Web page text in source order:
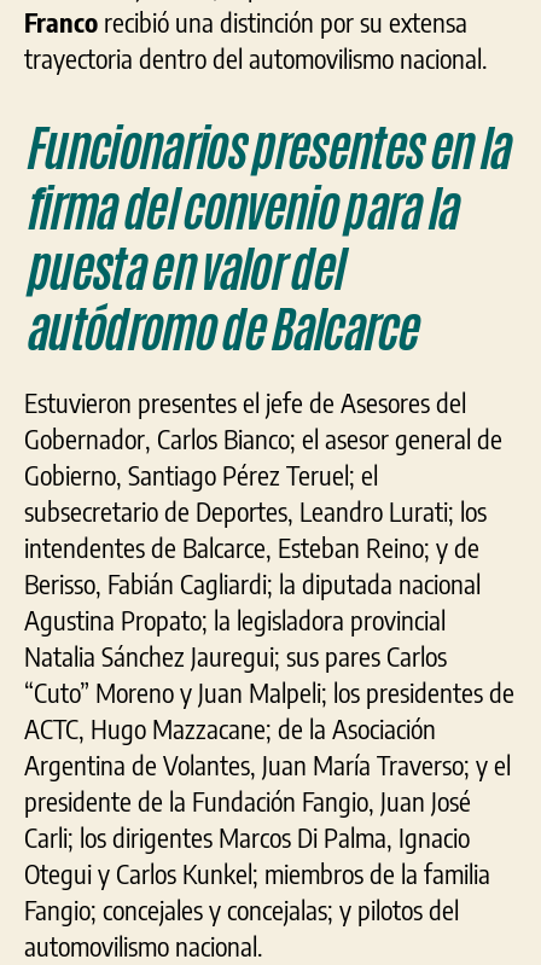
Franco recibió una distinción por su extensa
trayectoria dentro del automovilismo nacional.
Funcionarios presentes en la
firma del convenio para la
puesta en valor del
autódromo de Balcarce
Estuvieron presentes el jefe de Asesores del
Gobernador, Carlos Bianco; el asesor general de
Gobierno, Santiago Pérez Teruel; el
subsecretario de Deportes, Leandro Lurati; los
intendentes de Balcarce, Esteban Reino; y de
Berisso, Fabián Cagliardi; la diputada nacional
Agustina Propato; la legisladora provincial
Natalia Sánchez Jauregui; sus pares Carlos
“Cuto” Moreno y Juan Malpeli; los presidentes de
ACTC, Hugo Mazzacane; de la Asociación
Argentina de Volantes, Juan María Traverso; y el
presidente de la Fundación Fangio, Juan José
Carli; los dirigentes Marcos Di Palma, Ignacio
Otegui y Carlos Kunkel; miembros de la familia
Fangio; concejales y concejalas; y pilotos del
automovilismo nacional.